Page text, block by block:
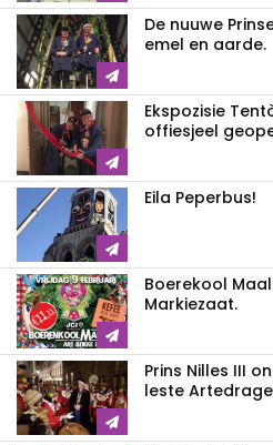
De nuuwe
emel en aarde.
Ekspozisie
offiesjeel
Eila Peperbus!
Boerekool
Markiezaat.
Prins Nilles III
leste